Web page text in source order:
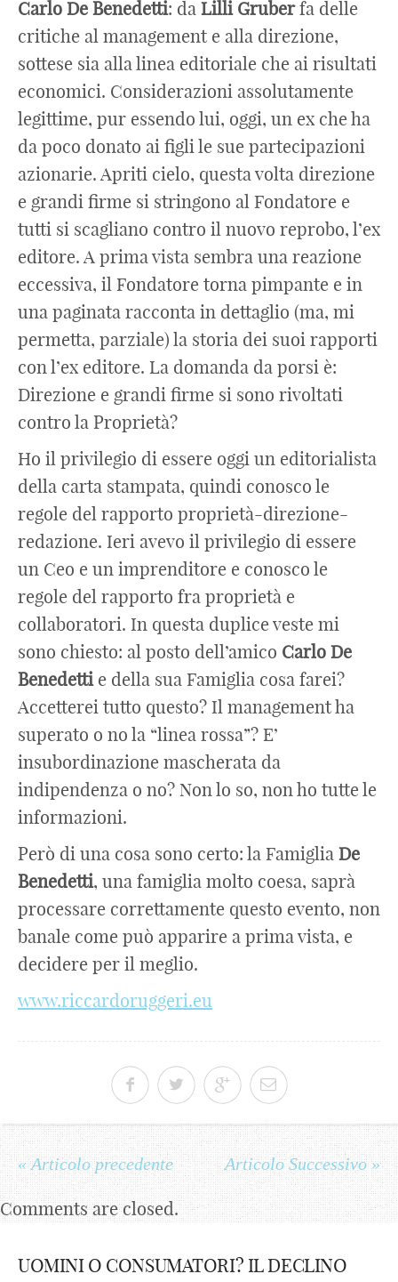
Carlo De Benedetti: da Lilli Gruberfa delle
critiche al management e alla direzione,
sottese sia alla linea editoriale che ai risultati
economici. Considerazioni assolutamente
legittime, pur essendo lui, oggi, un ex che ha
da poco donato ai figli le sue partecipazioni
azionarie. Apriti cielo, questa volta direzione
e grandi firme si stringono al Fondatore e
tutti si scagliano contro il nuovo reprobo, l’ex
editore. A prima vista sembra una reazione
eccessiva, il Fondatore torna pimpante e in
una paginata racconta in dettaglio (ma, mi
permetta, parziale) la storia dei suoi rapporti
con l’ex editore. La domanda da porsi è:
Direzione e grandi firme si sono rivoltati
contro la Proprietà?
Ho il privilegio di essere oggi un editorialista
della carta stampata, quindi conosco le
regole del rapporto proprietà-direzione-
redazione. Ieri avevo il privilegio di essere
un Ceo e un imprenditore e conosco le
regole del rapporto fra proprietà e
collaboratori. In questa duplice veste mi
sono chiesto: al posto dell’amico Carlo De
Benedettie della sua Famiglia cosa farei?
Accetterei tutto questo? Il management ha
superato o no la “linea rossa”? E’
insubordinazione mascherata da
indipendenza o no? Non lo so, non ho tutte le
informazioni.
Però di una cosa sono certo: la Famiglia De
Benedetti, una famiglia molto coesa, saprà
processare correttamente questo evento, non
banale come può apparire a prima vista, e
decidere per il meglio.
www.riccardoruggeri.eu
« Articolo precedente Articolo Successivo »
Comments are closed.
UOMINI O CONSUMATORI? IL DECLINO